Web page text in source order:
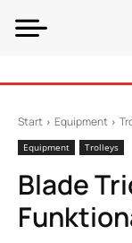
Start Equipment
Equipment Trolleys
Blade